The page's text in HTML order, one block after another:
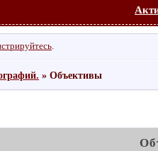
.
»Объективы